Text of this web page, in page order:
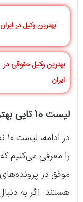
بهترین وکیل در ایران
بهترین وکیل حقوقی در
ایران
لیست 10 تایی بهترین وکلای کشتیرانی در ایران
را معرفی می‌کنیم
موفق در
هستند. اگر به